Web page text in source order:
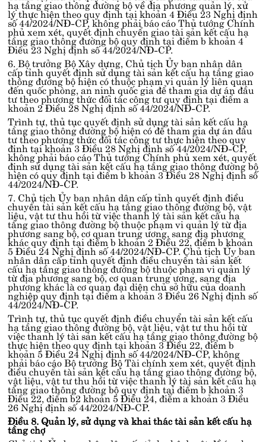
hạ tầng giao thông đường bộ về địa phương quản lý, xử
lý thực hiện theo quy định tạikhoản 4 Điều 23 Nghị định
số 44/2024/NĐ-CP, không phải báo cáo Thủ tướng Chính
phủ xem xét, quyết định chuyển giao tài sản kết cấu hạ
tầng giao thông đường bộ quy định tạiđiểm b khoản 4
Điều 23 Nghị định số 44/2024/NĐ-CP.
6. Bộ trưởng Bộ Xây dựng, Chủ tịch Ủy ban nhân dân
cấp tỉnh quyết định sử dụng tài sản kết cấu hạ tầng giao
thông đường bộ hiện có thuộc phạm vi quản lý liên quan
đến quốc phòng, an ninh quốc gia để tham gia dự án đầu
tư theo phương thức đối tác công tư quy định tạiđiểm a
khoản 2 Điều 28 Nghị định số 44/2024/NĐ-CP.
Trình tự, thủ tục quyết định sử dụng tài sản kết cấu hạ
tầng giao thông đường bộ hiện có để tham gia dự án đầu
tư theo phương thức đối tác công tư thực hiện theo quy
định tạikhoản 3 Điều 28 Nghị định số 44/2024/NĐ-CP,
không phải báo cáo Thủ tướng Chính phủ xem xét, quyết
định sử dụng tài sản kết cấu hạ tầng giao thông đường bộ
hiện có quy định tạiđiểm b khoản 3 Điều 28 Nghị định số
44/2024/NĐ-CP.
7. Chủ tịch Ủy ban nhân dân cấp tỉnh quyết định điều
chuyển tài sản kết cấu hạ tầng giao thông đường bộ, vật
liệu, vật tư thu hồi từ việc thanh lý tài sản kết cấu hạ
tầng giao thông đường bộ thuộc phạm vi quản lý từ địa
phương sang bộ, cơ quan trung ương, sang địa phương
khác quy định tạiđiểm b khoản 2 Điều 22, điểm b khoản
5 Điều 24 Nghị định số 44/2024/NĐ-CP. Chủ tịch Ủy ban
nhân dân cấp tỉnh quyết định điều chuyển tài sản kết
cấu hạ tầng giao thông đường bộ thuộc phạm vi quản lý
từ địa phương sang bộ, cơ quan trung ương, sang địa
phương khác là cơ quan đại diện chủ sở hữu của doanh
nghiệp quy định tạiđiểm a khoản 3 Điều 26 Nghị định số
44/2024/NĐ-CP.
Trình tự, thủ tục quyết định điều chuyển tài sản kết cấu
hạ tầng giao thông đường bộ, vật liệu, vật tư thu hồi từ
việc thanh lý tài sản kết cấu hạ tầng giao thông đường bộ
thực hiện theo quy định tạikhoản 3 Điều 22, điểm b
khoản 5 Điều 24 Nghị định số 44/2024/NĐ-CP, không
phải báo cáo Bộ trưởng Bộ Tài chính xem xét, quyết định
điều chuyển tài sản kết cấu hạ tầng giao thông đường bộ,
vật liệu, vật tư thu hồi từ việc thanh lý tài sản kết cấu hạ
tầng giao thông đường bộ quy định tạiđiểm b khoản 3
Điều 22, điểm b2 khoản 5 Điều 24, điểm a khoản 3 Điều
26 Nghị định số 44/2024/NĐ-CP.
Điều 8. Quản lý, sử dụng và khai thác tài sản kết cấu hạ
tầng chợ